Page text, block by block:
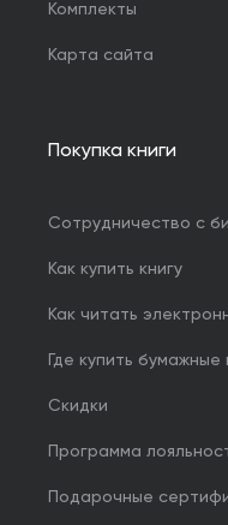
Комплекты
Карта сайта
Покупка книги
Сотрудничество с
Как купить книгу
Как читать
Где купить бумажные
Скидки
Программа
Подарочные